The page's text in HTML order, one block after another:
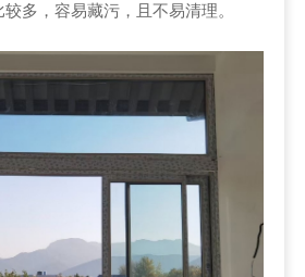
多，容易藏污，且不易清理。